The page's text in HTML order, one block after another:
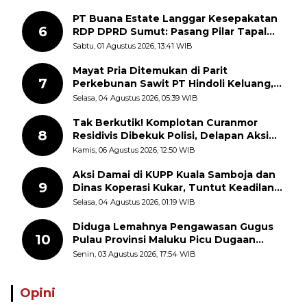
6
PT Buana Estate Langgar Kesepakatan
RDP DPRD Sumut: Pasang Pilar Tapal
Batas Sepihak Tanpa Libatkan
Sabtu, 01 Agustus 2026, 13:41 WIB
7
Mayat Pria Ditemukan di Parit
Perkebunan Sawit PT Hindoli Keluang,
Polisi Selidiki Penyebab Kematian
Selasa, 04 Agustus 2026, 05:39 WIB
8
Tak Berkutik! Komplotan Curanmor
Residivis Dibekuk Polisi, Delapan Aksi
Curanmor Di Candipuro Terungkap
Kamis, 06 Agustus 2026, 12:50 WIB
9
Aksi Damai di KUPP Kuala Samboja dan
Dinas Koperasi Kukar, Tuntut Keadilan
dan Kesempatan Kerja yang Adil
Selasa, 04 Agustus 2026, 01:19 WIB
10
Diduga Lemahnya Pengawasan Gugus
Pulau Provinsi Maluku Picu Dugaan
Pungli terhadap Nelayan Bale-Bale di
Senin, 03 Agustus 2026, 17:54 WIB
Opini